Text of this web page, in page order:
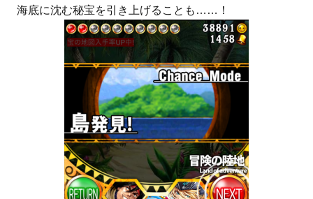
海底に沈む秘宝を引き上げることも……！